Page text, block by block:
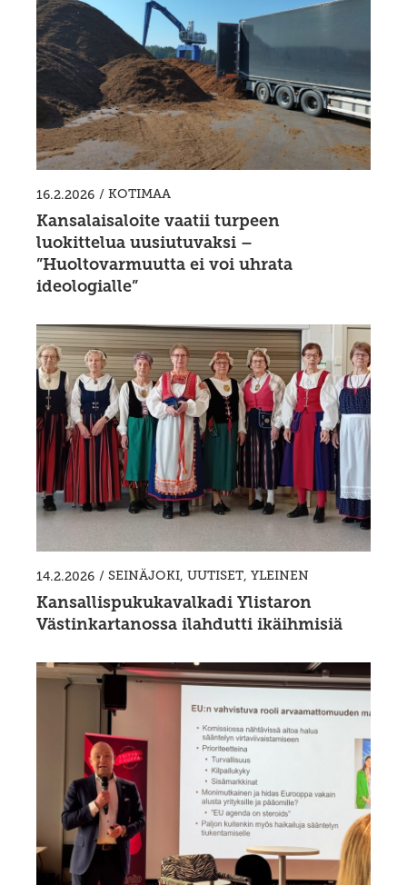
16.2.2026 / KOTIMAA
Kansalaisaloite vaatii turpeen
luokittelua uusiutuvaksi –
”Huoltovarmuutta ei voi uhrata
ideologialle”
14.2.2026 / SEINÄJOKI, UUTISET, YLEINEN
Kansallispukukavalkadi Ylistaron
Västinkartanossa ilahdutti ikäihmisiä